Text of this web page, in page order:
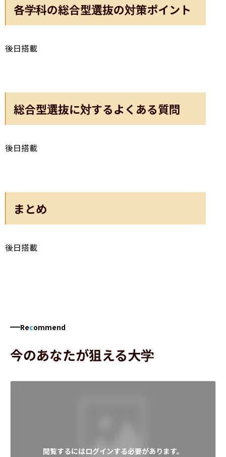
各学科の総合型選抜の対策ポイント
後日搭載
総合型選抜に対するよくある質問
後日搭載
まとめ
後日搭載
Recommend
今のあなたが狙える大学
閲覧するにはログインする必要があります。